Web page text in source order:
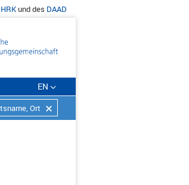
HRKund des DAAD
EN